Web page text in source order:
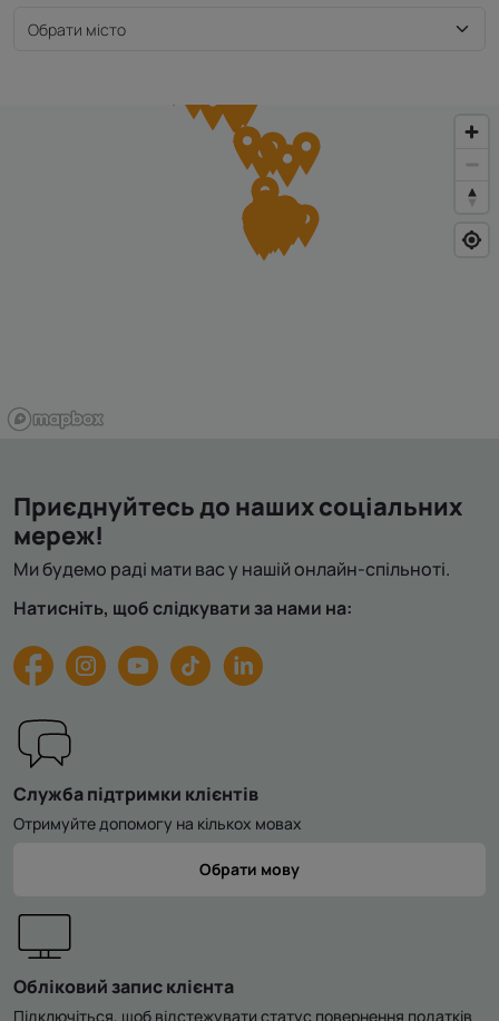
Приєднуйтесь до наших соціальних
мереж!
Ми будемо раді мати вас у нашій онлайн-спільноті.
Натисніть, щоб слідкувати за нами на:
Служба підтримки клієнтів
Отримуйте допомогу на кількох мовах
Обрати мову
Обліковий запис клієнта
Підключіться, щоб відстежувати статус повернення податків